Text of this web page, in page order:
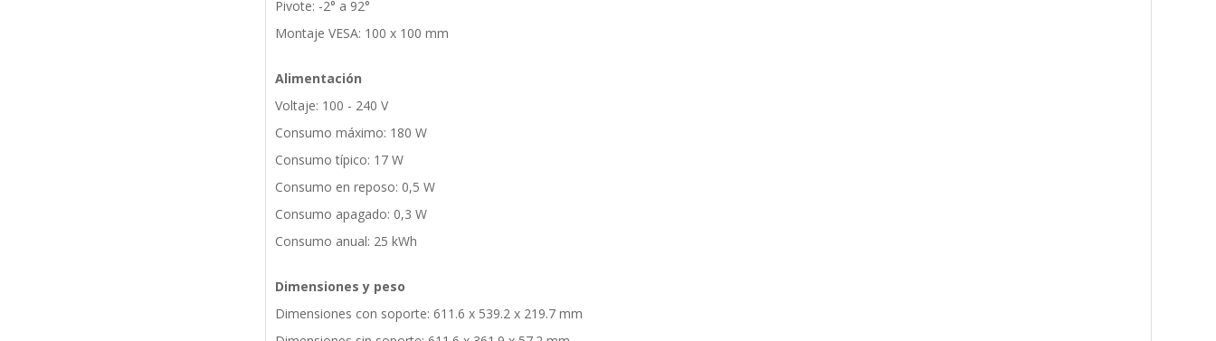
Pivote: -2° a 92°
Montaje VESA: 100 x 100 mm
Alimentación
Voltaje: 100 - 240 V
Consumo máximo: 180 W
Consumo típico: 17 W
Consumo en reposo: 0,5 W
Consumo apagado: 0,3 W
Consumo anual: 25 kWh
Dimensiones y peso
Dimensiones con soporte: 611.6 x 539.2 x 219.7 mm